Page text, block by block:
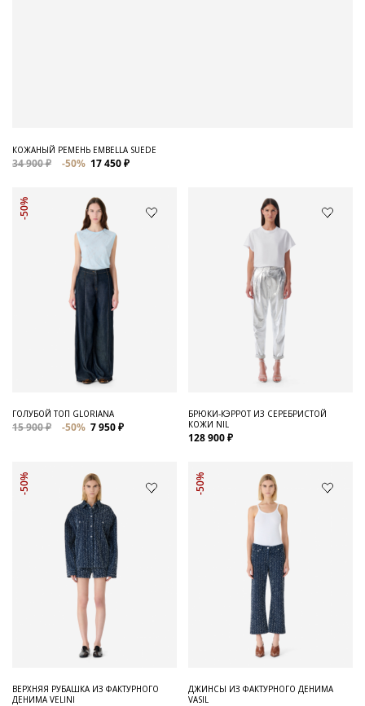
КОЖАНЫЙ РЕМЕНЬ EMBELLA SUEDE
34 900 ₽ -50% 17 450 ₽
-50%
ГОЛУБОЙ ТОП GLORIANA
15 900 ₽ -50% 7 950 ₽
БРЮКИ-КЭРРОТ ИЗ СЕРЕБРИСТОЙ
КОЖИ NIL
128 900 ₽
-50%
ВЕРХНЯЯ РУБАШКА ИЗ ФАКТУРНОГО
ДЕНИМА VELINI
-50%
ДЖИНСЫ ИЗ ФАКТУРНОГО ДЕНИМА
VASIL